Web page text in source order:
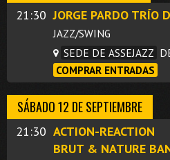
21:30 JORGE PARDO TRÍO
JAZZ/SWING
SEDE DE ASSEJAZZ
COMPRAR ENTRADAS
SÁBADO 12 DE SEPTIEMBRE
21:30 ACTION-REACTION
BRUT & NATURE